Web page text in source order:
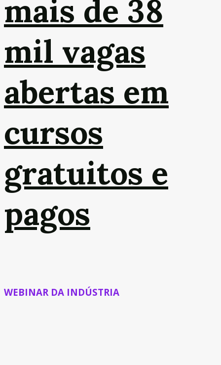
mais de 38
mil vagas
abertas em
cursos
gratuitos e
pagos
WEBINAR DA INDÚSTRIA